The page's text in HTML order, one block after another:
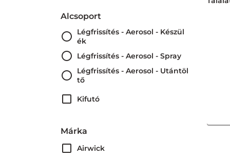
Alcsoport
Légfrissítés - Aerosol - Készül
ék
Légfrissítés - Aerosol - Spray
Légfrissítés - Aerosol - Utántöl
tő
Kifutó
Márka
Airwick